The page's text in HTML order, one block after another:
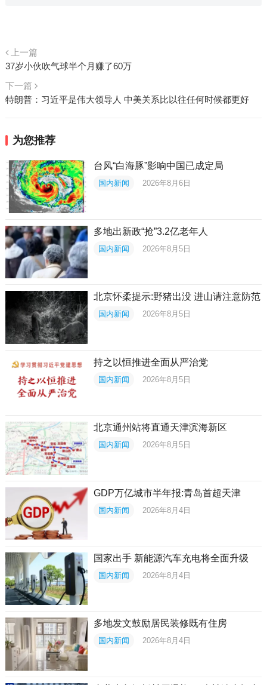
上一篇
37岁小伙吹气球半个月赚了60万
下一篇
特朗普：习近平是伟大领导人 中美关系比以往任何时候都更好
为您推荐
台风“白海豚”影响中国已成定局
国内新闻 2026年8月6日
多地出新政“抢”3.2亿老年人
国内新闻 2026年8月5日
北京怀柔提示:野猪出没 进山请注意防范
国内新闻 2026年8月5日
持之以恒推进全面从严治党
国内新闻 2026年8月5日
北京通州站将直通天津滨海新区
国内新闻 2026年8月5日
GDP万亿城市半年报:青岛首超天津
国内新闻 2026年8月4日
国家出手 新能源汽车充电将全面升级
国内新闻 2026年8月4日
多地发文鼓励居民装修既有住房
国内新闻 2026年8月4日